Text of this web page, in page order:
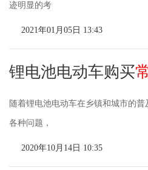
迹明显的考
2021年01月05日 13:43
锂电池电动车购买
随着锂电池电动车在乡镇和城市的
各种问题，
2020年10月14日 10:35